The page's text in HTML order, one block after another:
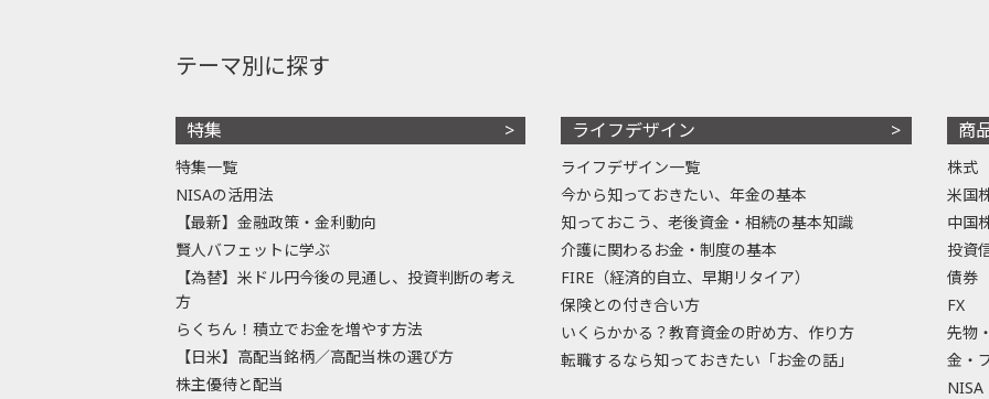
テーマ別に探す
特集
特集一覧
NISAの活用法
【最新】金融政策・金利動向
賢人バフェットに学ぶ
【為替】米ドル円今後の見通し、投資判断の考え
方
らくちん！積立でお金を増やす方法
【日米】高配当銘柄／高配当株の選び方
株主優待と配当
ライフデザイン
ライフデザイン一覧
今から知っておきたい、年金の基本
知っておこう、老後資金・相続の基本知識
介護に関わるお金・制度の基本
FIRE（経済的自立、早期リタイア）
保険との付き合い方
いくらかかる？教育資金の貯め方、作り方
転職するなら知っておきたい「お金の話」
商
株式
米国
中国
投資
債券
FX
先物
金・
NISA